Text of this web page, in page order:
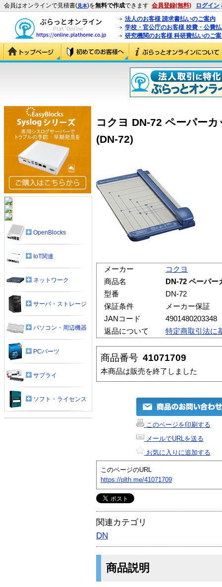
会員はオンラインで見積書(見本)を無料で作成できます 会員登録(無料) ログイン
法人のお客様 請求書払いのご案内
学校・官公庁のお客様 校費・公費
研究機関のお客様 科研費払いのご
コクヨ DN-72 ペーパー
(DN-72)
メーカー
コクヨ
商品名
DN-72 ペーパ
型番
DN-72
保証条件
メーカー保証
JANコード
4901480203348
返品について
特定商取引法に
商品番号 41071709
本商品は販売を終了しました
このページを印刷する
メールでURLを送る
お気に入りに追加する
このページのURL
https://plth.me/41071709
関連カテゴリ
DN
商品説明
OpenBlocks
IoT関連
ネットワーク
サーバ・ストレージ
パソコン・周辺機器
PCパーツ
サプライ
ソフト・ライセンス